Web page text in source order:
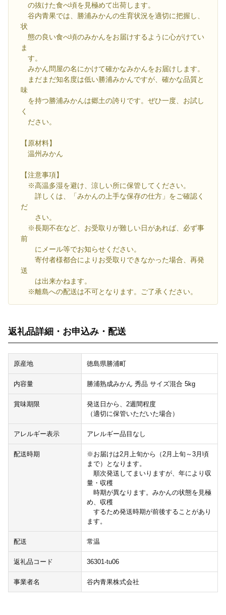
の抜けた食べ頃を見極めて出荷します。
谷内青果では、勝浦みかんの生育状況を適切に把握し、
状
態の良い食べ頃のみかんをお届けするように心がけてい
ま
す。
みかん問屋の名にかけて確かなみかんをお届けします。
まだまだ知名度は低い勝浦みかんですが、確かな品質と
味
を持つ勝浦みかんは郷土の誇りです。ぜひ一度、お試し
く
ださい。
【原材料】
温州みかん
【注意事項】
※高温多湿を避け、涼しい所に保管してください。
詳しくは、「みかんの上手な保存の仕方」をご確認く
だ
さい。
※長期不在など、お受取りが難しい日があれば、必ず事
前
にメール等でお知らせください。
寄付者様都合によりお受取りできなかった場合、再発
送
は出来かねます。
※離島への配送は不可となります。ご了承ください。
返礼品詳細・お申込み・配送
原産地 徳島県勝浦町
内容量 勝浦熟成みかん 秀品 サイズ混合 5kg
賞味期限
発送日から、2週間程度
（適切に保管いただいた場合）
アレルギー表示 アレルギー品目なし
配送時期
※お届けは2月上旬から（2月上旬～3月頃
まで）となります。
順次発送してまいりますが、年により収
量・収穫
時期が異なります。みかんの状態を見極
め、収穫
するため発送時期が前後することがあり
ます。
配送 常温
返礼品コード 36301-tu06
事業者名 谷内青果株式会社